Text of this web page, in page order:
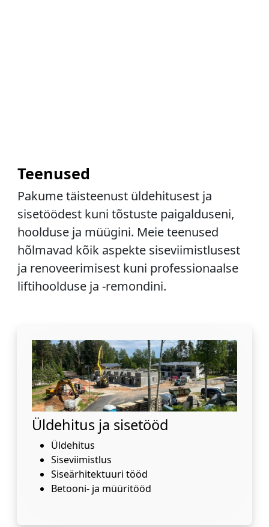
Teenused
Pakume täisteenust üldehitusest ja
sisetöödest kuni tõstuste paigalduseni,
hoolduse ja müügini. Meie teenused
hõlmavad kõik aspekte siseviimistlusest
ja renoveerimisest kuni professionaalse
liftihoolduse ja -remondini.
Üldehitus ja sisetööd
Üldehitus
Siseviimistlus
Siseärhitektuuri tööd
Betooni- ja müüritööd